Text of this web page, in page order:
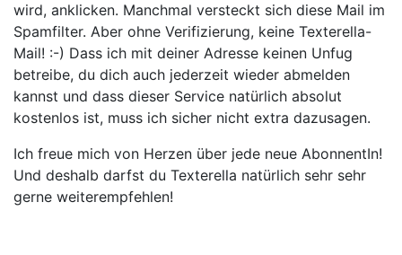
wird, anklicken. Manchmal versteckt sich diese Mail im
Spamfilter. Aber ohne Verifizierung, keine Texterella-
Mail! :-) Dass ich mit deiner Adresse keinen Unfug
betreibe, du dich auch jederzeit wieder abmelden
kannst und dass dieser Service natürlich absolut
kostenlos ist, muss ich sicher nicht extra dazusagen.
Ich freue mich von Herzen über jede neue AbonnentIn!
Und deshalb darfst du Texterella natürlich sehr sehr
gerne weiterempfehlen!